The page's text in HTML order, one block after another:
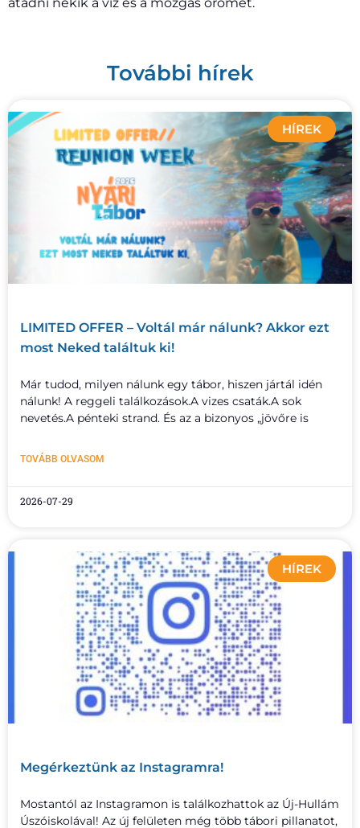
További hírek
HÍREK
LIMITED OFFER – Voltál már nálunk? Akkor ezt
most Neked találtuk ki!
Már tudod, milyen nálunk egy tábor, hiszen jártál idén
nálunk! A reggeli találkozások.A vizes csaták.A sok
nevetés.A pénteki strand. És az a bizonyos „jövőre is
TOVÁBB OLVASOM
2026-07-29
HÍREK
Megérkeztünk az Instagramra!
Mostantól az Instagramon is találkozhattok az Új-Hullám
Úszóiskolával! Az új felületen még több tábori pillanatot,